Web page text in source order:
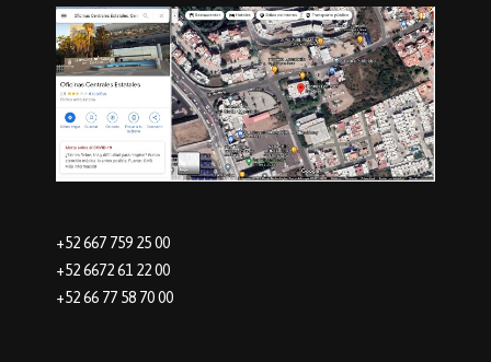
+52 667 759 25 00
+52 6672 61 22 00
+52 66 77 58 70 00